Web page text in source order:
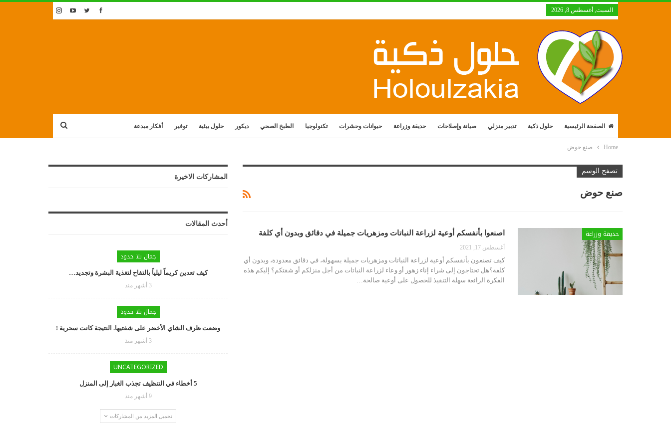
السبت, أغسطس 8, 2026
الصفحة الرئيسية حلول ذكية تدبير منزلي صيانة وإصلاحات حديقة وزراعة حيوانات وحشرات تكنولوجيا الطبخ الصحي ديكور حلول بيئية توفير أفكار مبدعة
Home صنع حوض
تصفح الوسم
صنع حوض
حديقة وزراعة اصنعوا بأنفسكم أوعية لزراعة النباتات ومزهريات جميلة في دقائق وبدون أي كلفة
أغسطس 17, 2021
كيف تصنعون بأنفسكم أوعية لزراعة النباتات ومزهريات جميلة بسهولة، في دقائق معدودة، وبدون أي
كلفة؟هل تحتاجون إلى شراء إناء زهور أو وعاء لزراعة النباتات من أجل منزلكم أو شقتكم؟ إليكم هذه
الفكرة الرائعة سهلة التنفيذ للحصول على أوعية صالحة
المشاركات الاخيرة
أحدث المقالات
جمال بلا حدود
كيف تعدين كريماً ليلياً بالتفاح لتغذية البشرة وتجديد…
3 أشهر منذ
جمال بلا حدود
وضعت ظرف الشاي الأخضر على شفتيها. النتيجة كانت سحرية !
3 أشهر منذ
UNCATEGORIZED
5 أخطاء في التنظيف تجذب الغبار إلى المنزل
9 أشهر منذ
تحميل المزيد من المشاركات